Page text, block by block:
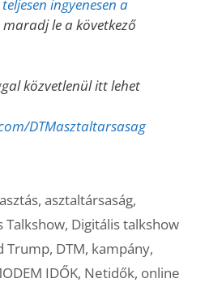
ingyenesen a
maradj le a következő
közvetlenül itt lehet
DTMasztaltarsasag
,asztaltársaság,
Talkshow, Digitális talkshow
Trump, DTM, kampány,
IDŐK, Netidők, online